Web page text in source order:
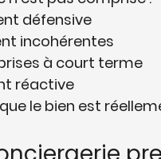
défensive
incohérentes
à court terme
réactive
le bien est